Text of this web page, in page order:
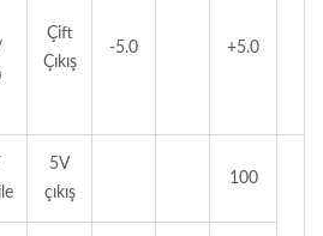
Çift
Çıkış
-5.0 +5.0
5V
çıkış
100